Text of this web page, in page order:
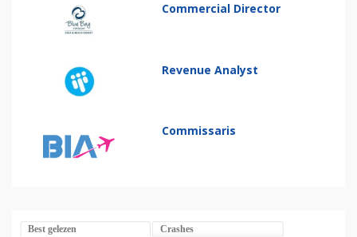
Commercial Director
Revenue Analyst
Commissaris
Best gelezen Crashes